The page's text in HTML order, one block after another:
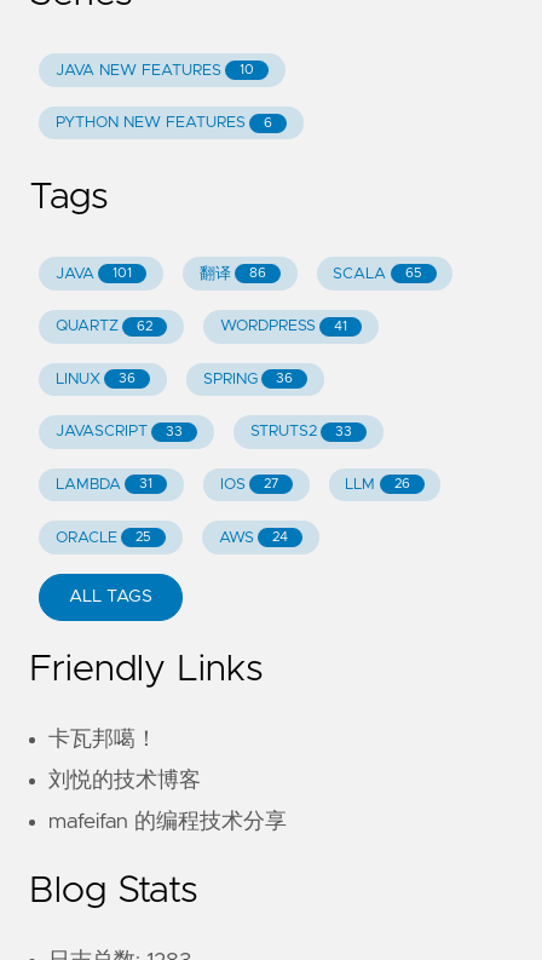
JAVA NEW FEATURES 10
PYTHON NEW FEATURES 6
Tags
JAVA 101 翻译 86 SCALA 65
QUARTZ 62 WORDPRESS 41
LINUX 36 SPRING 36
JAVASCRIPT 33 STRUTS2 33
LAMBDA 31 IOS 27 LLM 26
ORACLE 25 AWS 24
ALL TAGS
Friendly Links
卡瓦邦噶！
刘悦的技术博客
mafeifan 的编程技术分享
Blog Stats